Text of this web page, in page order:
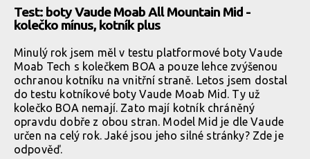
Test: boty Vaude Moab All Mountain Mid -
kolečko mínus, kotník plus
Minulý rok jsem měl v testu platformové boty Vaude
Moab Tech s kolečkem BOA a pouze lehce zvýšenou
ochranou kotníku na vnitřní straně. Letos jsem dostal
do testu kotníkové boty Vaude Moab Mid. Ty už
kolečko BOA nemají. Zato mají kotník chráněný
opravdu dobře z obou stran. Model Mid je dle Vaude
určen na celý rok. Jaké jsou jeho silné stránky? Zde je
odpověď.